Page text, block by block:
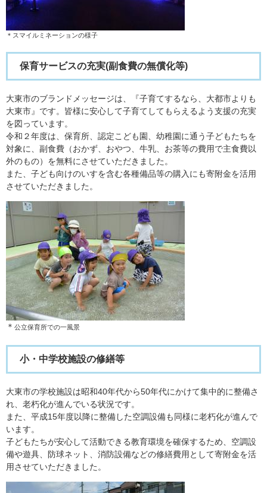
＊スマイルミネーションの様子
保育サービスの充実(副食費の無償化等)
大東市のブランドメッセージは、『子育てするなら、大都市よりも
大東市』です。皆様に安心して子育てしてもらえるよう支援の充実
を図っています。
令和２年度は、保育所、認定こども園、幼稚園に通う子どもたちを
対象に、副食費（おかず、おやつ、牛乳、お茶等の費用で主食費以
外のもの）を無料にさせていただきました。
また、子ども向けのいすを含む各種備品等の購入にも寄附金を活用
させていただきました。
＊ 公立保育所での一風景
小・中学校施設の修繕等
大東市の学校施設は昭和40年代から50年代にかけて集中的に整備さ
れ、老朽化が進んでいる状況です。
また、平成15年度以降に整備した空調設備も同様に老朽化が進んで
います。
子どもたちが安心して活動できる教育環境を確保するため、空調設
備や遊具、防球ネット、消防設備などの修繕費用として寄附金を活
用させていただきました。